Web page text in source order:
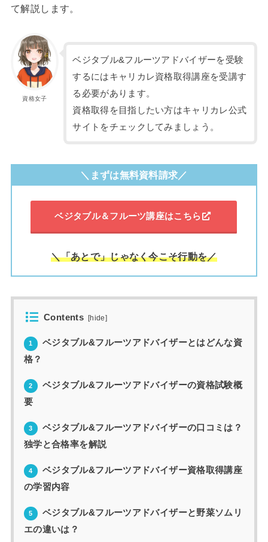
て解説します。
資格女子
ベジタブル&フルーツアドバイザーを受験
するにはキャリカレ資格取得講座を受講す
る必要があります。
資格取得を目指したい方はキャリカレ公式
サイトをチェックしてみましょう。
＼まずは無料資料請求／
ベジタブル＆フルーツ講座はこちら
＼「あとで」じゃなく今こそ行動を／
Contents [hide]
1
ベジタブル&フルーツアドバイザーとはどんな資
格？
2
ベジタブル&フルーツアドバイザーの資格試験概
要
3
ベジタブル&フルーツアドバイザーの口コミは？
独学と合格率を解説
4
ベジタブル&フルーツアドバイザー資格取得講座
の学習内容
5
ベジタブル&フルーツアドバイザーと野菜ソムリ
エの違いは？